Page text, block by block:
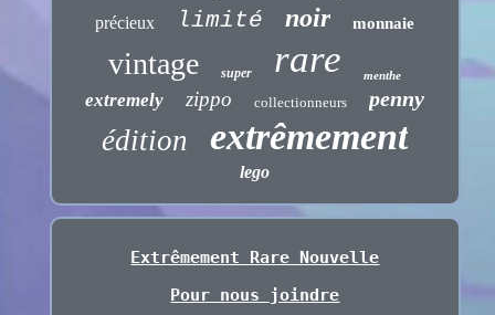
précieux limité noir monnaie
vintage super rare menthe
extremely zippo collectionneurs penny
édition extrêmement
lego
Extrêmement Rare Nouvelle
Pour nous joindre